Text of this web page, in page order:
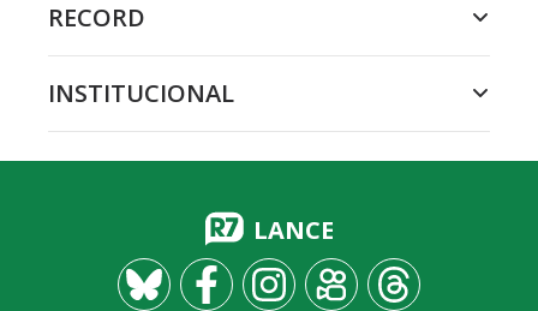
RECORD
INSTITUCIONAL
LANCE